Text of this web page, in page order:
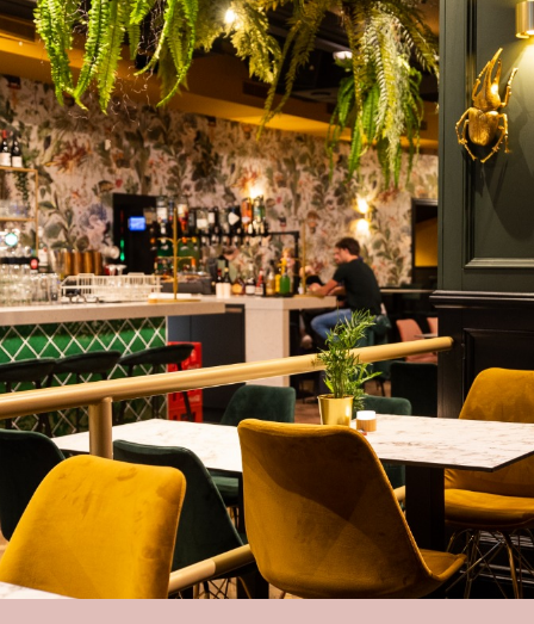
drinken
Ons
Zomerprogramma
Loev
Clubpas
Vacatures
Giftcard
Catering
Vergaderen